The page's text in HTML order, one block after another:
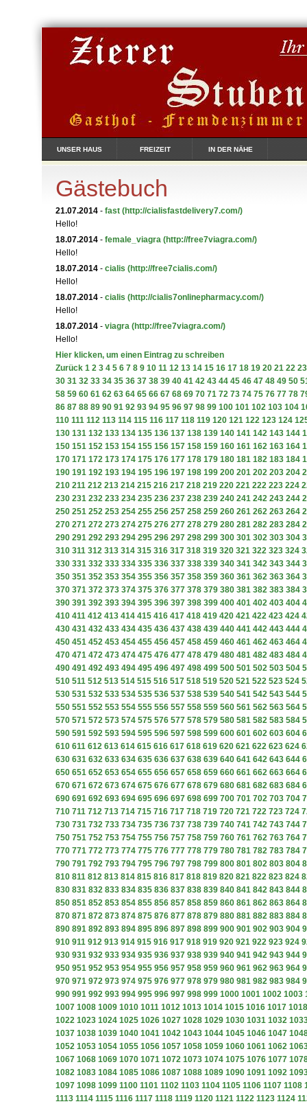
UNSER HAUS FREIZEIT IN DER NÄHE
Gästebuch
21.07.2014 - fast (http://cialisfastdelivery7.com/)
Hello!
18.07.2014 - female_viagra (http://free7viagra.com/)
Hello!
18.07.2014 - cialis (http://free7cialis.com/)
Hello!
18.07.2014 - cialis (http://cialis7onlinepharmacy.com/)
Hello!
18.07.2014 - viagra (http://free7viagra.com/)
Hello!
Hier klicken, um einen Eintrag zu schreiben
Zurück 1 2 3 4 5 6 7 8 9 10 11 12 13 14 15 16 17 18 19 20 21 22 23
30 31 32 33 34 35 36 37 38 39 40 41 42 43 44 45 46 47 48 49 50
58 59 60 61 62 63 64 65 66 67 68 69 70 71 72 73 74 75 76 77 78
86 87 88 89 90 91 92 93 94 95 96 97 98 99 100 101 102 103 104
110 111 112 113 114 115 116 117 118 119 120 121 122 123 124
130 131 132 133 134 135 136 137 138 139 140 141 142 143 144
150 151 152 153 154 155 156 157 158 159 160 161 162 163 164
170 171 172 173 174 175 176 177 178 179 180 181 182 183 184
190 191 192 193 194 195 196 197 198 199 200 201 202 203 204
210 211 212 213 214 215 216 217 218 219 220 221 222 223 224
230 231 232 233 234 235 236 237 238 239 240 241 242 243 244
250 251 252 253 254 255 256 257 258 259 260 261 262 263 264
270 271 272 273 274 275 276 277 278 279 280 281 282 283 284
290 291 292 293 294 295 296 297 298 299 300 301 302 303 304
310 311 312 313 314 315 316 317 318 319 320 321 322 323 324
330 331 332 333 334 335 336 337 338 339 340 341 342 343 344
350 351 352 353 354 355 356 357 358 359 360 361 362 363 364
370 371 372 373 374 375 376 377 378 379 380 381 382 383 384
390 391 392 393 394 395 396 397 398 399 400 401 402 403 404
410 411 412 413 414 415 416 417 418 419 420 421 422 423 424
430 431 432 433 434 435 436 437 438 439 440 441 442 443 444
450 451 452 453 454 455 456 457 458 459 460 461 462 463 464
470 471 472 473 474 475 476 477 478 479 480 481 482 483 484
490 491 492 493 494 495 496 497 498 499 500 501 502 503 504
510 511 512 513 514 515 516 517 518 519 520 521 522 523 524
530 531 532 533 534 535 536 537 538 539 540 541 542 543 544
550 551 552 553 554 555 556 557 558 559 560 561 562 563 564
570 571 572 573 574 575 576 577 578 579 580 581 582 583 584
590 591 592 593 594 595 596 597 598 599 600 601 602 603 604
610 611 612 613 614 615 616 617 618 619 620 621 622 623 624
630 631 632 633 634 635 636 637 638 639 640 641 642 643 644
650 651 652 653 654 655 656 657 658 659 660 661 662 663 664
670 671 672 673 674 675 676 677 678 679 680 681 682 683 684
690 691 692 693 694 695 696 697 698 699 700 701 702 703 704
710 711 712 713 714 715 716 717 718 719 720 721 722 723 724
730 731 732 733 734 735 736 737 738 739 740 741 742 743 744
750 751 752 753 754 755 756 757 758 759 760 761 762 763 764
770 771 772 773 774 775 776 777 778 779 780 781 782 783 784
790 791 792 793 794 795 796 797 798 799 800 801 802 803 804
810 811 812 813 814 815 816 817 818 819 820 821 822 823 824
830 831 832 833 834 835 836 837 838 839 840 841 842 843 844
850 851 852 853 854 855 856 857 858 859 860 861 862 863 864
870 871 872 873 874 875 876 877 878 879 880 881 882 883 884
890 891 892 893 894 895 896 897 898 899 900 901 902 903 904
910 911 912 913 914 915 916 917 918 919 920 921 922 923 924
930 931 932 933 934 935 936 937 938 939 940 941 942 943 944
950 951 952 953 954 955 956 957 958 959 960 961 962 963 964
970 971 972 973 974 975 976 977 978 979 980 981 982 983 984
990 991 992 993 994 995 996 997 998 999 1000 1001 1002 1003
1007 1008 1009 1010 1011 1012 1013 1014 1015 1016 1017 1018
1022 1023 1024 1025 1026 1027 1028 1029 1030 1031 1032
1037 1038 1039 1040 1041 1042 1043 1044 1045 1046 1047
1052 1053 1054 1055 1056 1057 1058 1059 1060 1061 1062
1067 1068 1069 1070 1071 1072 1073 1074 1075 1076 1077
1082 1083 1084 1085 1086 1087 1088 1089 1090 1091 1092
1097 1098 1099 1100 1101 1102 1103 1104 1105 1106 1107 1108
1113 1114 1115 1116 1117 1118 1119 1120 1121 1122 1123 1124